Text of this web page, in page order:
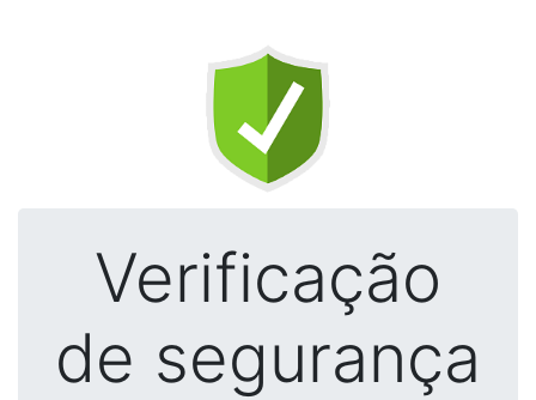
Verificação
de segurança